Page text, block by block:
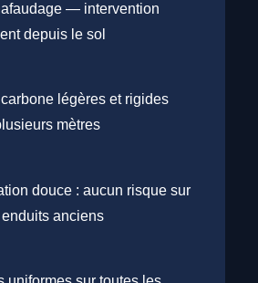
— intervention
depuis le sol
légères et rigides
mètres
douce : aucun risque sur
anciens